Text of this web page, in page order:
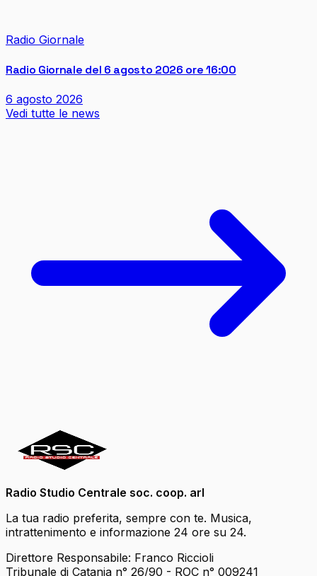
Radio Giornale
Radio Giornale del 6 agosto 2026 ore 16:00
6 agosto 2026
Vedi tutte le news
Radio Studio Centrale soc. coop. arl
La tua radio preferita, sempre con te. Musica,
intrattenimento e informazione 24 ore su 24.
Direttore Responsabile: Franco Riccioli
Tribunale di Catania n° 26/90 - ROC n° 009241